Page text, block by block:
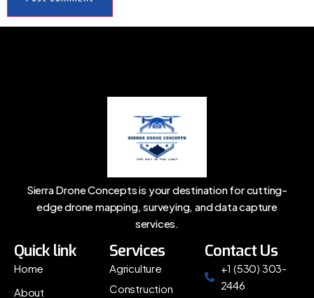
Sierra Drone Concepts is your destination for cutting-
edge drone mapping, surveying, and data capture
services.
Quick link
Home
About
Services
Agriculture
Construction
Contact Us
+1 (530) 303-
2446